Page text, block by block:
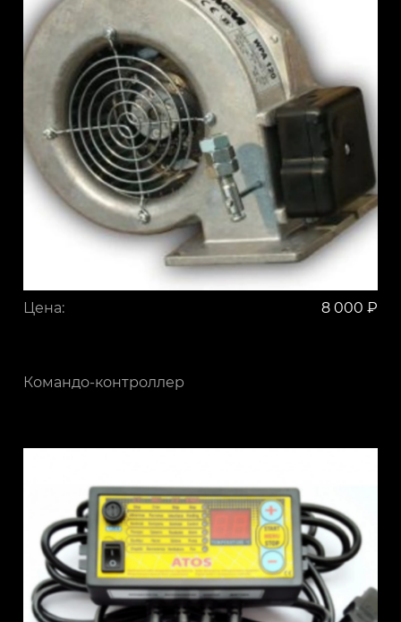
Цена: 8 000 ₽
Командо-контроллер